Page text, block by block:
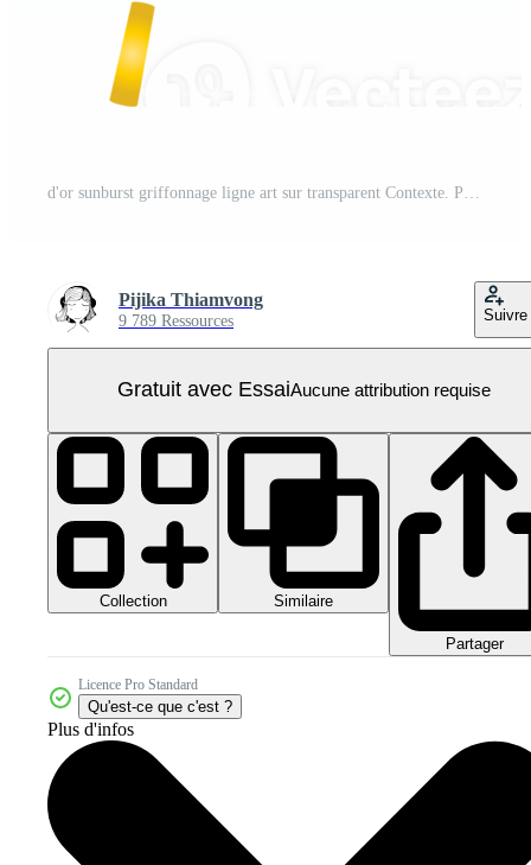
Pijika Thiamvong
9 789 Ressources Suivre
Gratuit avec EssaiAucune attribution requise
Collection Similaire
Partager
Licence Pro Standard
Qu'est-ce que c'est ?
Plus d'infos